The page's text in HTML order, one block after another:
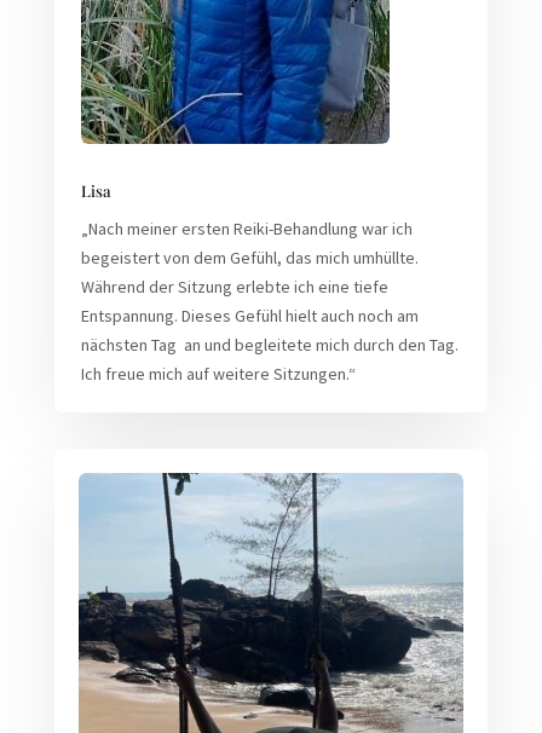
Lisa
„Nach meiner ersten Reiki-Behandlung war ich
begeistert von dem Gefühl, das mich umhüllte.
Während der Sitzung erlebte ich eine tiefe
Entspannung. Dieses Gefühl hielt auch noch am
nächsten Tag an und begleitete mich durch den Tag.
Ich freue mich auf weitere Sitzungen.“